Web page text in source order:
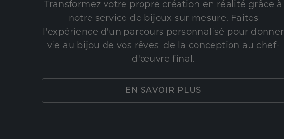
Transformez votre propre création en réalité grâce à
notre service de bijoux sur mesure. Faites
l'expérience d'un parcours personnalisé pour donner
vie au bijou de vos rêves, de la conception au chef-
d'œuvre final.
EN SAVOIR PLUS